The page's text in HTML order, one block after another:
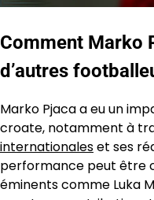
Comment Marko
d’autres
Marko Pjaca a eu un
croate, notamment à
internationaleset ses
performance peut être
éminents comme Luka